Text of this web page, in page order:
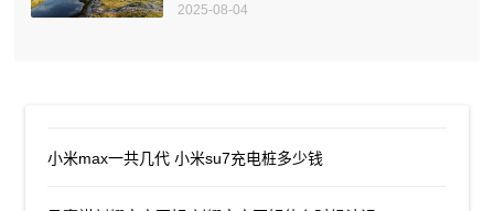
2025-08-04
小米max一共几代 小米su7充电桩多少钱